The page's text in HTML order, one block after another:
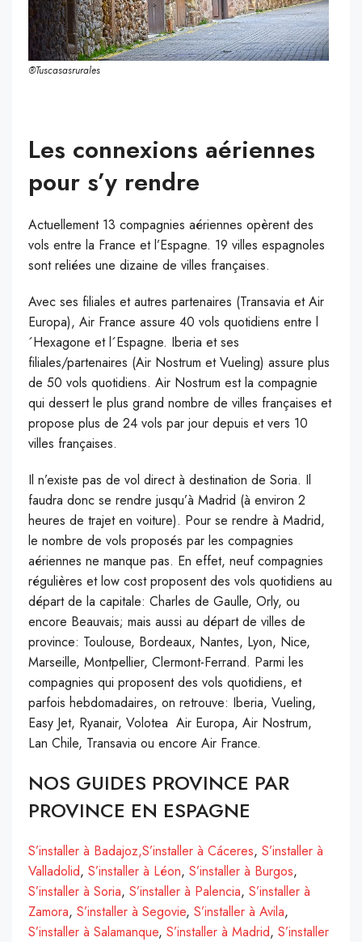
®Tuscasasrurales
Les connexions aériennes
pour s’y rendre
Actuellement 13 compagnies aériennes opèrent des
vols entre la France et l’Espagne. 19 villes espagnoles
sont reliées une dizaine de villes françaises.
Avec ses filiales et autres partenaires (Transavia et Air
Europa), Air France assure 40 vols quotidiens entre l
´Hexagone et l´Espagne. Iberia et ses
filiales/partenaires (Air Nostrum et Vueling) assure plus
de 50 vols quotidiens. Air Nostrum est la compagnie
qui dessert le plus grand nombre de villes françaises et
propose plus de 24 vols par jour depuis et vers 10
villes françaises.
Il n’existe pas de vol direct à destination de Soria. Il
faudra donc se rendre jusqu’à Madrid (à environ 2
heures de trajet en voiture). Pour se rendre à Madrid,
le nombre de vols proposés par les compagnies
aériennes ne manque pas. En effet, neuf compagnies
régulières et low cost proposent des vols quotidiens au
départ de la capitale: Charles de Gaulle, Orly, ou
encore Beauvais; mais aussi au départ de villes de
province: Toulouse, Bordeaux, Nantes, Lyon, Nice,
Marseille, Montpellier, Clermont-Ferrand. Parmi les
compagnies qui proposent des vols quotidiens, et
parfois hebdomadaires, on retrouve: Iberia, Vueling,
Easy Jet, Ryanair, Volotea Air Europa, Air Nostrum,
Lan Chile, Transavia ou encore Air France.
NOS GUIDES PROVINCE PAR
PROVINCE EN ESPAGNE
S’installer à Badajoz,S’installer à Cáceres, S’installer à
Valladolid, S’installer à Léon, S’installer à Burgos,
S’installer à Soria, S’installer à Palencia, S’installer à
Zamora, S’installer à Segovie, S’installer à Avila,
S’installer à Salamanque, S’installer à Madrid, S’installer